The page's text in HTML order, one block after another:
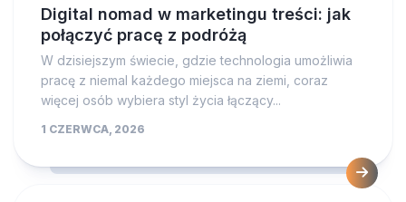
Digital nomad w marketingu treści: jak
połączyć pracę z podróżą
W dzisiejszym świecie, gdzie technologia umożliwia
pracę z niemal każdego miejsca na ziemi, coraz
więcej osób wybiera styl życia łączący...
1 CZERWCA, 2026